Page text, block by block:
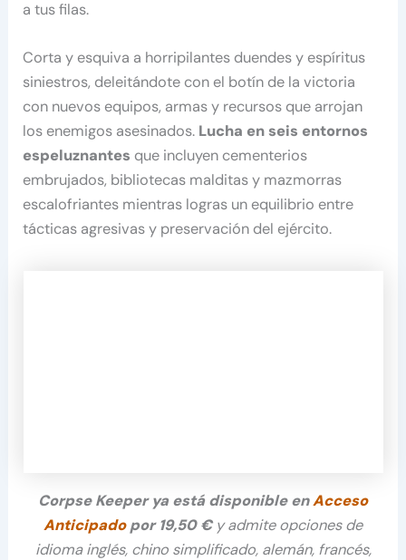
a tus filas.
Corta y esquiva a horripilantes duendes y espíritus
siniestros, deleitándote con el botín de la victoria
con nuevos equipos, armas y recursos que arrojan
los enemigos asesinados. Lucha en seis entornos
espeluznantes que incluyen cementerios
embrujados, bibliotecas malditas y mazmorras
escalofriantes mientras logras un equilibrio entre
tácticas agresivas y preservación del ejército.
Corpse Keeper ya está disponible enAcceso
Anticipadopor 19,50 €y admite opciones de
idioma inglés, chino simplificado, alemán, francés,